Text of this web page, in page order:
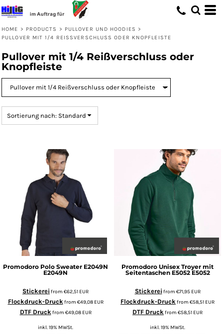
HOME > PRODUCTS > PULLOVER UND HOODIES >
PULLOVER MIT 1/4 REISSVERSCHLUSS ODER KNOPFLEISTE
Pullover mit 1/4 Reißverschluss oder
Knopfleiste
Sortierung nach: Standard
Promodoro Polo Sweater E2049N
E2049N
Stickerei from €62,51 EUR
Flockdruck-Druckfrom €49,08 EUR
DTF Druckfrom €49,08 EUR
inkl. 19% MWSt.
Promodoro Unisex Troyer mit
Seitentaschen E5052 E5052
Stickerei from €71,95 EUR
Flockdruck-Druckfrom €58,51 EUR
DTF Druckfrom €58,51 EUR
inkl. 19% MWSt.
Standard
Preis: höchster zuerst
Erstelldatum